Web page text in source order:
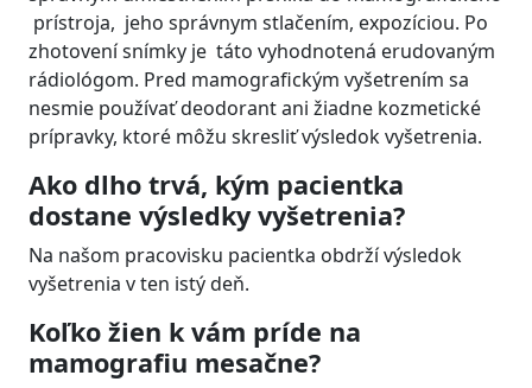
prístroja, jeho správnym stlačením, expozíciou. Po
zhotovení snímky je táto vyhodnotená erudovaným
rádiológom. Pred mamografickým vyšetrením sa
nesmie používať deodorant ani žiadne kozmetické
prípravky, ktoré môžu skresliť výsledok vyšetrenia.
Ako dlho trvá, kým pacientka
dostane výsledky vyšetrenia?
Na našom pracovisku pacientka obdrží výsledok
vyšetrenia v ten istý deň.
Koľko žien k vám príde na
mamografiu mesačne?